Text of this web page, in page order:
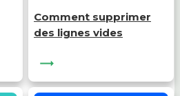
Comment supprimer
des lignes vides